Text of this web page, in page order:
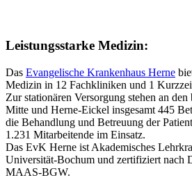
Leistungsstarke Medizin:
Das Evangelische Krankenhaus Herne
Medizin in 12 Fachkliniken und 1
Zur stationären Versorgung stehen an
Mitte und Herne-Eickel insgesamt 445
die Behandlung und Betreuung der
1.231 Mitarbeitende im Einsatz.
Das EvK Herne ist Akademisches
Universität-Bochum und zertifiziert nach
MAAS-BGW.